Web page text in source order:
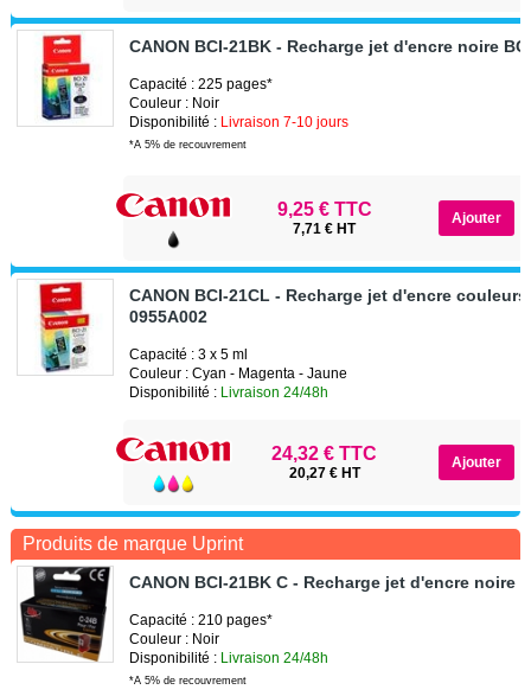
CANON BCI-21BK - Recharge jet d'encre noire
Capacité : 225 pages*
Couleur : Noir
Disponibilité : Livraison 7-10 jours
*A 5% de recouvrement
9,25 € TTC
7,71 € HT
CANON BCI-21CL - Recharge jet d'encre couleurs
0955A002
Capacité : 3 x 5 ml
Couleur : Cyan - Magenta - Jaune
Disponibilité : Livraison 24/48h
24,32 € TTC
20,27 € HT
Produits de marque Uprint
CANON BCI-21BK C - Recharge jet d'encre noire
Capacité : 210 pages*
Couleur : Noir
Disponibilité : Livraison 24/48h
*A 5% de recouvrement